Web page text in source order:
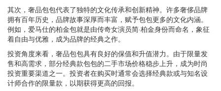
其次，奢品包包代表了独特的文化传承和创新精神。许多奢侈品牌
拥有百年历史，品牌故事深厚而丰富，赋予包包更多的文化内涵。
例如，爱马仕的柏金包就是由传奇女演员简·柏金身份而命名，象征
着自由与优雅，成为品牌的经典之作。
投资角度来看，奢品包包具有良好的保值和升值潜力。由于限量发
售和高需求，部分经典款包包的二手市场价格稳步上升，成为时尚
投资重要渠道之一。投资者在购买时通常会选择经典款或与知名设
计师合作的限量款，以期获得更高的回报。